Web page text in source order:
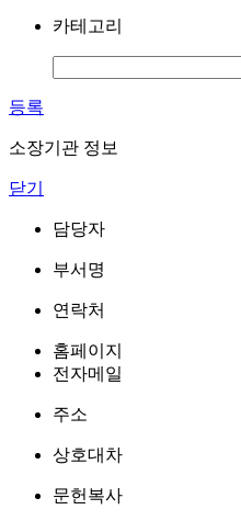
카테고리
등록
소장기관 정보
닫기
담당자
부서명
연락처
홈페이지
전자메일
주소
상호대차
문헌복사